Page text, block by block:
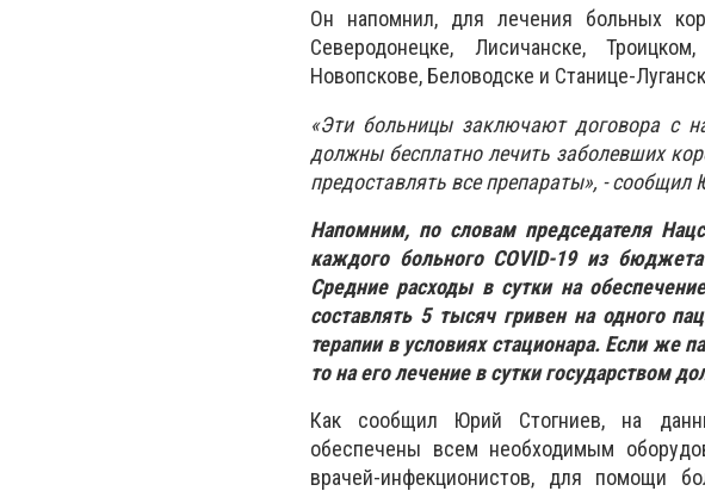
Он напомнил, для лечения больных
Северодонецке, Лисичанске,
Новопскове, Беловодске и Станице-
«Эти больницы заключают договора с
должны бесплатно лечить заболевших
предоставлять все препараты», - сообщил
Напомним, по словам председателя
каждого больного COVID-19 из
Средние расходы в сутки на
составлять 5 тысяч гривен на одного
терапии в условиях стационара. Если же
то на его лечение в сутки государством
Как сообщил Юрий Стогниев, на
обеспечены всем необходимым
врачей-инфекционистов, для помощи